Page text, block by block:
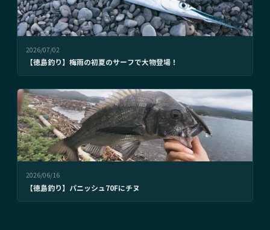
2026/07/02
【徳島釣り】梅雨の初夏のサーフで大物登場！
2026/06/16
【徳島釣り】パニッシュ70Fにチヌ